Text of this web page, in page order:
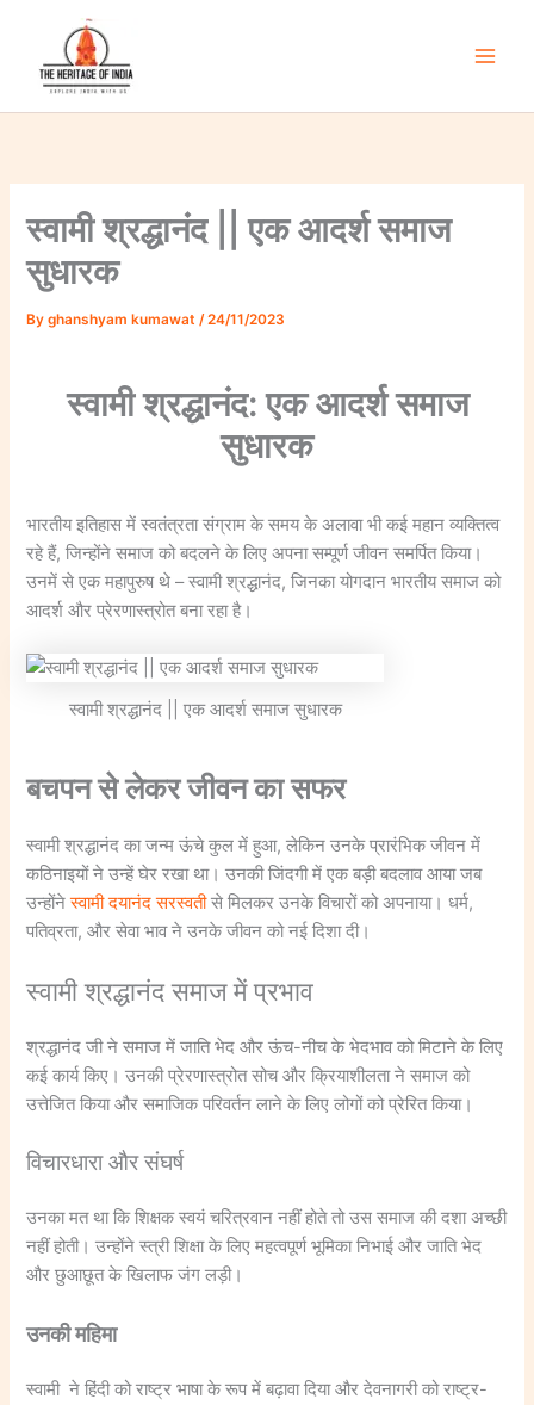
content
स्वामी श्रद्धानंद || एक आदर्श समाज
सुधारक
Byghanshyam kumawat/24/11/2023
स्वामी श्रद्धानंद: एक आदर्श समाज
सुधारक
भारतीय इतिहास में स्वतंत्रता संग्राम के समय के अलावा भी कई महान व्यक्तित्व
रहे हैं, जिन्होंने समाज को बदलने के लिए अपना सम्पूर्ण जीवन समर्पित किया।
उनमें से एक महापुरुष थे – स्वामी श्रद्धानंद, जिनका योगदान भारतीय समाज को
आदर्श और प्रेरणास्त्रोत बना रहा है।
स्वामी श्रद्धानंद || एक आदर्श समाज सुधारक
बचपन से लेकर जीवन का सफर
स्वामी श्रद्धानंद का जन्म ऊंचे कुल में हुआ, लेकिन उनके प्रारंभिक जीवन में
कठिनाइयों ने उन्हें घेर रखा था। उनकी जिंदगी में एक बड़ी बदलाव आया जब
उन्होंनेस्वामी दयानंद सरस्वतीसे मिलकर उनके विचारों को अपनाया। धर्म,
पतिव्रता, और सेवा भाव ने उनके जीवन को नई दिशा दी।
स्वामी श्रद्धानंद समाज में प्रभाव
श्रद्धानंद जी ने समाज में जाति भेद और ऊंच-नीच के भेदभाव को मिटाने के लिए
कई कार्य किए। उनकी प्रेरणास्त्रोत सोच और क्रियाशीलता ने समाज को
उत्तेजित किया और समाजिक परिवर्तन लाने के लिए लोगों को प्रेरित किया।
विचारधारा और संघर्ष
उनका मत था कि शिक्षक स्वयं चरित्रवान नहीं होते तो उस समाज की दशा अच्छी
नहीं होती। उन्होंने स्त्री शिक्षा के लिए महत्वपूर्ण भूमिका निभाई और जाति भेद
और छुआछूत के खिलाफ जंग लड़ी।
उनकी महिमा
स्वामी ने हिंदी को राष्ट्र भाषा के रूप में बढ़ावा दिया और देवनागरी को राष्ट्र-